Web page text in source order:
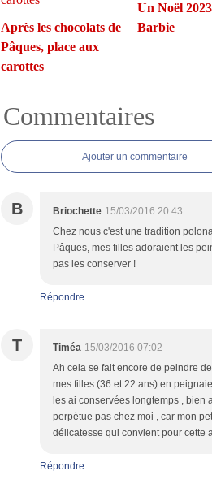
Après les chocolats de
Pâques, place aux
carottes
Un Noël
Barbie
Commentaires
Ajouter un commentaire
B Briochette 15/03/2016 20:43
Chez nous c'est une tradition
Pâques, mes filles adoraient les
pas les conserver !
Répondre
T Timéa 15/03/2016 07:02
Ah cela se fait encore de peindre
mes filles (36 et 22 ans) en
les ai conservées longtemps , bien
perpétue pas chez moi , car mon
délicatesse qui convient pour cette
Répondre